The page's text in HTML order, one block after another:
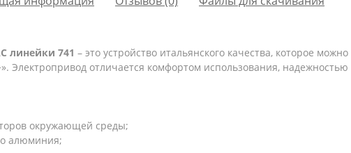
линейки 741 – это устройство итальянского качества, которое
отличается комфортом использования,
окружающей среды;
алюминия;